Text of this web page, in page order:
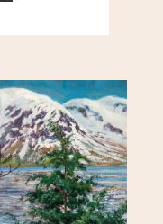
initiativ til å